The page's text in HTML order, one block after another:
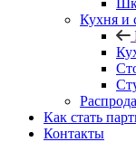
Кухня и
Как стать
Контакты